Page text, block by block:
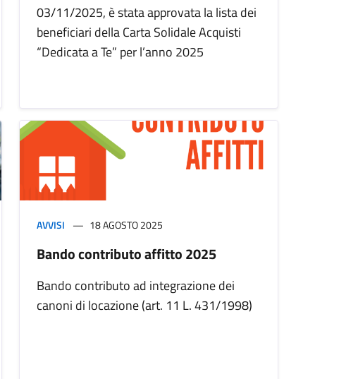
03/11/2025, è stata approvata la lista dei
beneficiari della Carta Solidale Acquisti
“Dedicata a Te” per l’anno 2025
AVVISI 18 AGOSTO 2025
Bando contributo affitto 2025
Bando contributo ad integrazione dei
canoni di locazione (art. 11 L. 431/1998)